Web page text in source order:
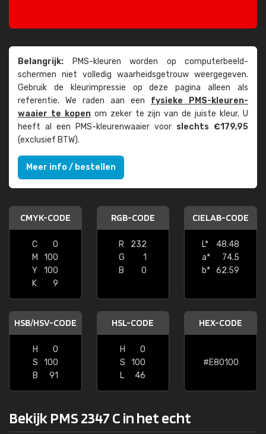
Belangrijk: PMS-kleuren worden op computer­beeld­
schermen niet volledig waarheids­­getrouw weer­gegeven.
Gebruik de kleur­impressie op deze pagina alleen als
referentie. We raden aan een fysieke PMS-kleuren­
waaier te kopenom zeker te zijn van de juiste kleur. U
heeft al een PMS-kleuren­waaier voor slechts €179,95
(exclusief BTW).
Meer info / bestellen
CMYK-CODE
C
0
M
100
Y
100
K
9
RGB-CODE
R
232
G
1
B
0
CIELAB-CODE
L*
48.48
a*
74.5
b* 62.59
HSB/HSV-CODE
H
0
S
100
B
91
HSL-CODE
H
0
S
100
L
46
HEX-CODE
#E80100
Bekijk PMS 2347 C in het echt